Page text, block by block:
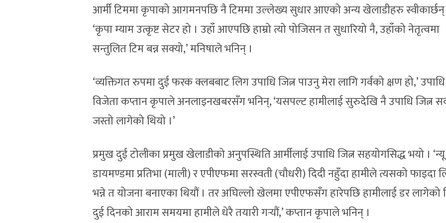
आर्मी टिममा कृपाको आगमनपछि नै टिममा उल्लेख्य सुधार आएको अन्य खेलाडीहरु स्वीकार्छन्
‘कृपा म्याम उत्कृष्ट सेटर हो । उहाँ आएपछि हाम्रो त्यो पोजिसन त सुधारियो नै, उहाँको नेतृत्वमा
सन्तुलित टिम बन्न सक्यो,’ मनिषाले भनिन् ।
‘व्यक्तिगत रुपमा दुई फरक क्लबबाट लिग उपाधि जित्न पाउनु मेरा लागि गर्वको क्षण हो,’ उपाधि
विजेता कप्तान कृपाले अनलाइनखबरसँग भनिन्, ‘यसपल्ट हामीलाई सुरुदेखि नै उपाधि जित्न
जस्तो लागेको थियो ।’
प्रमुख दुई टोलीका प्रमुख खेलाडीको अनुपस्थिति आर्मीलाई उपाधि जित्न सहयोगसिद्ध भयो । ‘न्यू
डायमण्डमा प्रतिभा (माली) र एपीएफमा सरस्वती (चौधरी) दिदी नहुँदा हामीले त्यसको फाइदा
भन्ने त योजना बनाएका थियौं । तर अघिल्लो खेलमा एपीएफसँग हारेपछि हामीलाई डर लागेको
दुई दिनको आराम समयमा हामीले धेरै तयारी गर्‍यौं,’ कप्तान कृपाले भनिन् ।